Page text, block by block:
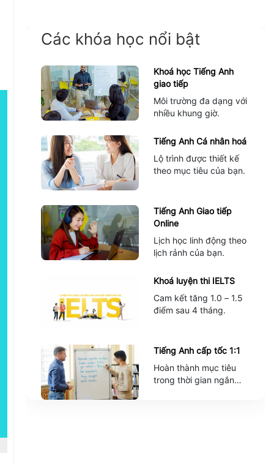
Các khóa học nổi bật
Khoá học Tiếng Anh
giao tiếp
Môi trường đa dạng với
nhiều khung giờ.
Tiếng Anh Cá nhân hoá
Lộ trình được thiết kế
theo mục tiêu của bạn.
Tiếng Anh Giao tiếp
Online
Lịch học linh động theo
lịch rảnh của bạn.
Khoá luyện thi IELTS
Cam kết tăng 1.0 – 1.5
điểm sau 4 tháng.
Tiếng Anh cấp tốc 1:1
Hoàn thành mục tiêu
trong thời gian ngắn